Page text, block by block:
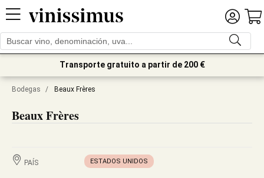
Transporte gratuito a partir de 200 €
Bodegas / Beaux Frères
Beaux Frères
PAÍS ESTADOS UNIDOS